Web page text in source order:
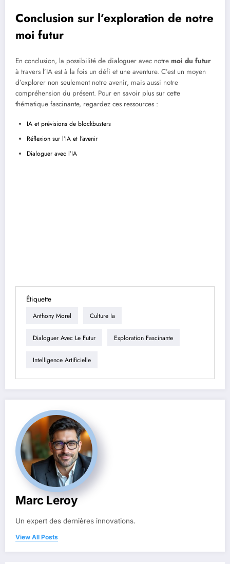
Conclusion sur l’exploration de notre
moi futur
En conclusion, la possibilité de dialoguer avec notre moi du futur
à travers l’IA est à la fois un défi et une aventure. C’est un moyen
d’explorer non seulement notre avenir, mais aussi notre
compréhension du présent. Pour en savoir plus sur cette
thématique fascinante, regardez ces ressources :
IA et prévisions de blockbusters
Réflexion sur l’IA et l’avenir
Dialoguer avec l’IA
Étiquette
Anthony Morel Culture Ia
Dialoguer Avec Le Futur Exploration Fascinante
Intelligence Artificielle
Marc Leroy
Un expert des dernières innovations.
View All Posts